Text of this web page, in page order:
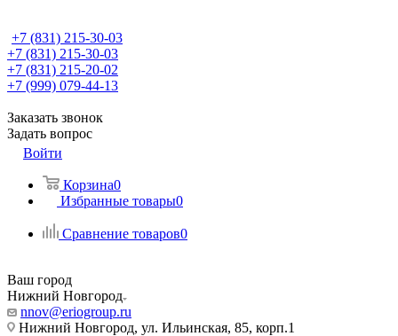
+7 (831) 215-30-03
+7 (831) 215-30-03
+7 (831) 215-20-02
+7 (999) 079-44-13
Заказать звонок
Задать вопрос
Войти
Корзина0
Избранные товары0
Сравнение товаров0
Ваш город
Нижний Новгород
nnov@eriogroup.ru
Нижний Новгород, ул. Ильинская, 85, корп.1